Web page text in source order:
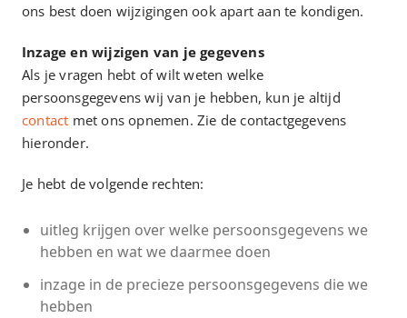
ons best doen wijzigingen ook apart aan te kondigen.
Inzage en wijzigen van je gegevens
Als je vragen hebt of wilt weten welke
persoonsgegevens wij van je hebben, kun je altijd
contact met ons opnemen. Zie de contactgegevens
hieronder.
Je hebt de volgende rechten:
uitleg krijgen over welke persoonsgegevens we
hebben en wat we daarmee doen
inzage in de precieze persoonsgegevens die we
hebben